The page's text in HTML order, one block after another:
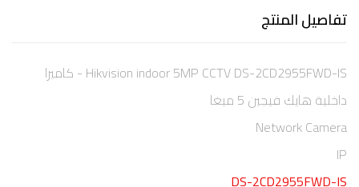
تفاصيل المنتج
Hikvision indoor 5MP CCTV DS-2CD2955FWD-IS - كاميرا
داخلية هايك فيجين 5 ميغا
Network Camera
IP
DS-2CD2955FWD-IS